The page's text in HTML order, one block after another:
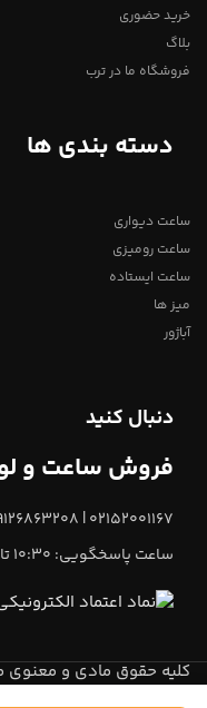
خرید حضوری
بلاگ
فروشگاه ما در ترب
دسته بندی ها
ساعت دیواری
ساعت رومیزی
ساعت ایستاده
میز ها
آباژور
دنبال کنید
فروش ساعت و
02152001167 | 09126863208
ساعت پاسخگویی: 10:30 تا 18:30
کلیه حقوق مادی و معنوی